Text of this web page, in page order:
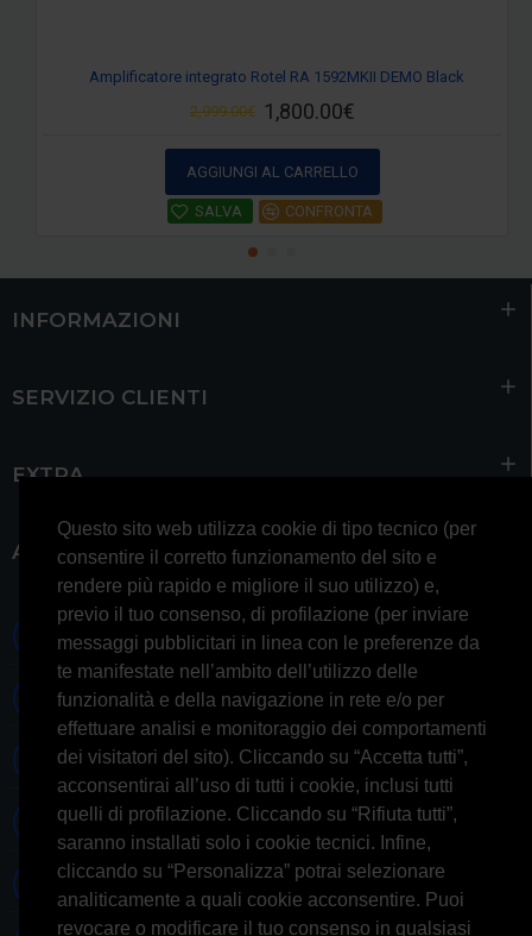
Questo sito web utilizza cookie di tipo tecnico (per
consentire il corretto funzionamento del sito e
rendere più rapido e migliore il suo utilizzo) e,
previo il tuo consenso, di profilazione (per inviare
messaggi pubblicitari in linea con le preferenze da
te manifestate nell’ambito dell’utilizzo delle
funzionalità e della navigazione in rete e/o per
effettuare analisi e monitoraggio dei comportamenti
dei visitatori del sito). Cliccando su “Accetta tutti”,
acconsentirai all’uso di tutti i cookie, inclusi tutti
quelli di profilazione. Cliccando su “Rifiuta tutti”,
saranno installati solo i cookie tecnici. Infine,
cliccando su “Personalizza” potrai selezionare
analiticamente a quali cookie acconsentire. Puoi
revocare o modificare il tuo consenso in qualsiasi
Amplificatore integrato Rotel RA 1592MKII DEMO Black
1,800.00€
2,999.00€
AGGIUNGI AL CARRELLO
SALVA CONFRONTA
INFORMAZIONI
SERVIZIO CLIENTI
EXTRA
ACCOUNT
0697245677 0697245678
Whatsapp 3314433674
Informazioni generiche
Informazioni commerciali
Informazioni tecniche